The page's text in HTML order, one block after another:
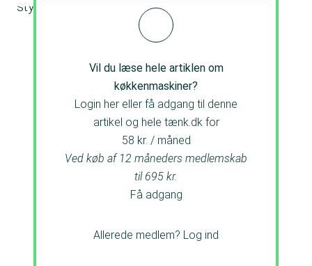
stykker..
Vil du læse hele artiklen om
køkkenmaskiner?
Login her eller få adgang til denne
artikel og hele tænk.dk for
58 kr. / måned
Ved køb af 12 måneders medlemskab
til 695 kr.
Få adgang
Allerede medlem? Log ind